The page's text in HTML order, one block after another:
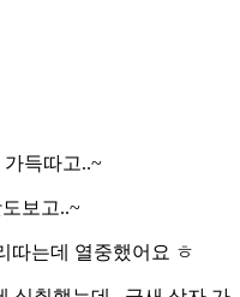
득따고..~
보고..~
따는데 열중했어요 ㅎ